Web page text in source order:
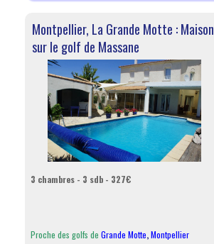
Montpellier, La Grande Motte : Maison
sur le golf de Massane
3 chambres - 3 sdb - 327€
Proche des golfs de Grande Motte,Montpellier